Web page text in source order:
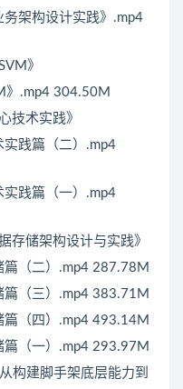
架构设计实践》.mp4
》
》.mp4 304.50M
技术实践》
践篇（二）.mp4
践篇（一）.mp4
存储架构设计与实践》
篇（二）.mp4 287.78M
篇（三）.mp4 383.71M
篇（四）.mp4 493.14M
篇（一）.mp4 293.97M
构建脚手架底层能力到